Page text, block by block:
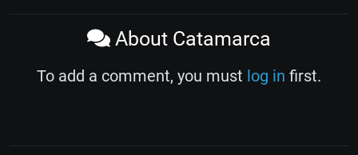
About Catamarca
To add a comment, you must log in first.